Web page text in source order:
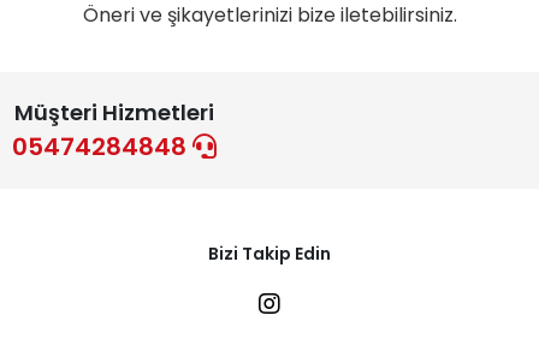
Öneri ve şikayetlerinizi bize iletebilirsiniz.
Müşteri Hizmetleri
05474284848
Bizi Takip Edin